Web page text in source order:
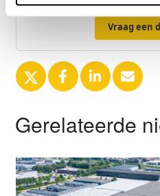
Vraag een
Gerelateerde